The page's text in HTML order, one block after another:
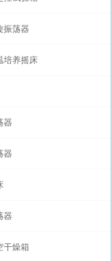
振荡器
培养摇床
器
器
器
干燥箱